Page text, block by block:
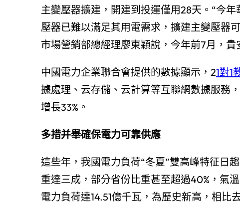
主變壓器擴建，開建到投運僅用28天。“今
壓器已難以滿足其用電需求，擴建主變壓器
市場營銷部總經理廖東穎說，今年前7月，貴
中國電力企業聯合會提供的數據顯示，21對1
據處理、云存儲、云計算等互聯網數據服務
增長33%。
多措并舉確保電力可靠供應
這些年，我國電力負荷“冬夏”雙高峰特征日
重達三成，部分省份比重甚至超過40%，氣
電力負荷達14.51億千瓦，為歷史新高，相比